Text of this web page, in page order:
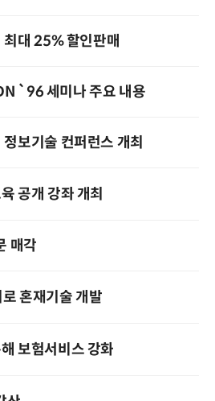
대 25% 할인판매
[지상중계] 코리아 ISDN `96 세미나 주요 내용
보기술 컨퍼런스 개최
공개 강좌 개최
매각
혼재기술 개발
보험서비스 강화